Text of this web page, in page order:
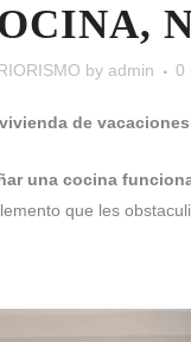
by admin 0
vivienda de vacaciones
una cocina
que les